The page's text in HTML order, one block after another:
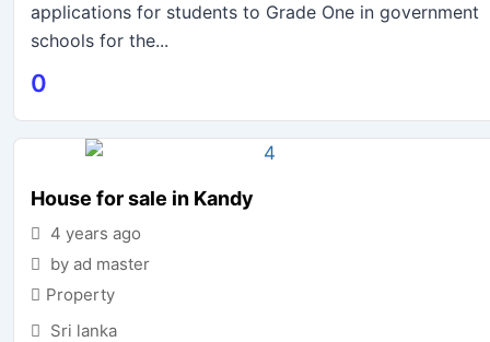
applications for students to Grade One in government
schools for the...
0
House for sale in Kandy
4 years ago
by ad master
Property
Sri lanka